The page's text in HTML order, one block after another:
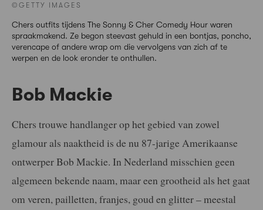
©GETTY IMAGES
Chers outfits tijdens The Sonny & Cher Comedy Hour waren
spraakmakend. Ze begon steevast gehuld in een bontjas, poncho,
verencape of andere wrap om die vervolgens van zich af te
werpen en de look eronder te onthullen.
Bob Mackie
Chers trouwe handlanger op het gebied van zowel
glamour als naaktheid is de nu 87-jarige Amerikaanse
ontwerper Bob Mackie. In Nederland misschien geen
algemeen bekende naam, maar een grootheid als het gaat
om veren, pailletten, franjes, goud en glitter – meestal